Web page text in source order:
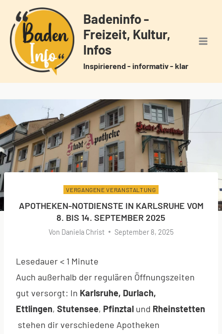
Inhalt
springen
Badeninfo -
Freizeit, Kultur,
Infos
Inspirierend - informativ - klar
VERGANGENE VERANSTALTUNG
APOTHEKEN-NOTDIENSTE IN KARLSRUHE VOM
8. BIS 14. SEPTEMBER 2025
Von Daniela Christ September 8, 2025
Lesedauer< 1 Minute
Auch außerhalb der regulären Öffnungszeiten
gut versorgt: In Karlsruhe, Durlach,
Ettlingen, Stutensee, Pfinztal und Rheinstetten
stehen dir verschiedene Apotheken